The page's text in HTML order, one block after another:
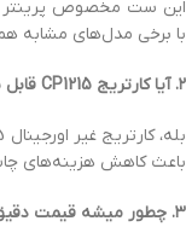
با برخی مدل‌های مشابه هم
۲. آیا کارتریج CP1215 قابل شارژ هست؟
باعث کاهش هزینه‌های
۳. چطور میشه قیمت دقیق کارتریج CP1215 رو بررسی کرد؟